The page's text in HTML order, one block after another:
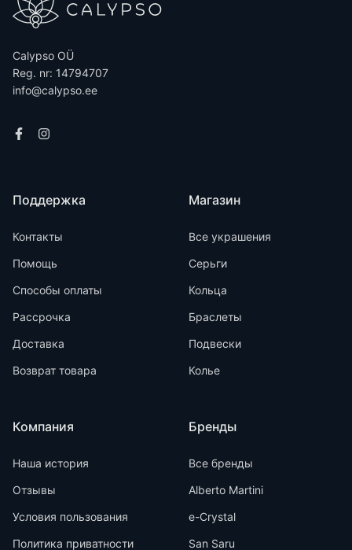
Calypso OÜ
Reg. nr: 14794707
info@calypso.ee
Поддержка
Контакты
Помощь
Способы оплаты
Рассрочка
Доставка
Возврат товара
Компания
Наша история
Отзывы
Условия пользования
Политика приватности
Магазин
Все украшения
Серьги
Кольца
Браслеты
Подвески
Колье
Бренды
Все бренды
Alberto Martini
e-Crystal
San Saru